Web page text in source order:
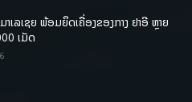
ເລເຊຍ ພ້ອມຍຶດເຄື່ອງຂອງກາງ ຢາອີ ຫຼາຍ
ເມັດ